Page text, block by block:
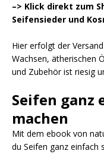
–> Klick direkt zum
Seifensieder und
Hier erfolgt der
Wachsen, ätherischen
und Zubehör ist riesig
Seifen ganz
machen
Mit dem ebook von
du Seifen ganz einfach